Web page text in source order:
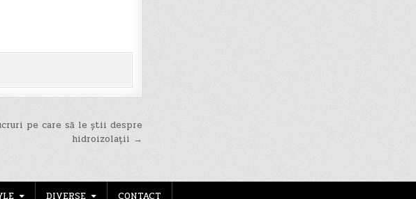
pe care să le știi despre
hidroizolații →
DIVERSE CONTACT